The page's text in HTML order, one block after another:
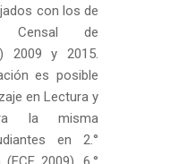
con los de
Censal de
2009 y 2015.
es posible
en Lectura y
la misma
en 2.°